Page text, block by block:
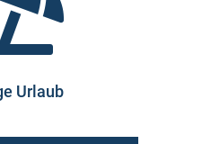
Urlaub